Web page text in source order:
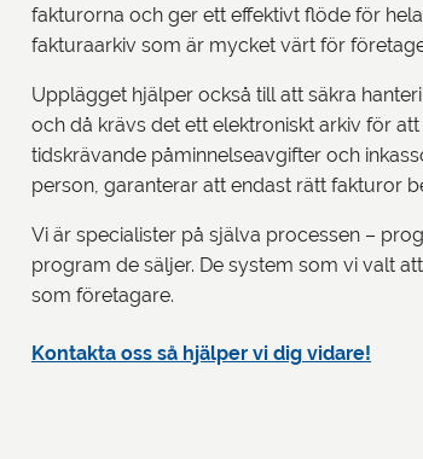
fakturorna och ger ett effektivt flöde för
fakturaarkiv som är mycket värt för
Upplägget hjälper också till att säkra
och då krävs det ett elektroniskt arkiv för
tidskrävande påminnelseavgifter och
person, garanterar att endast rätt fakturor
Vi är specialister på själva processen –
program de säljer. De system som vi valt
som företagare.
Kontakta oss så hjälper vi dig vidare!